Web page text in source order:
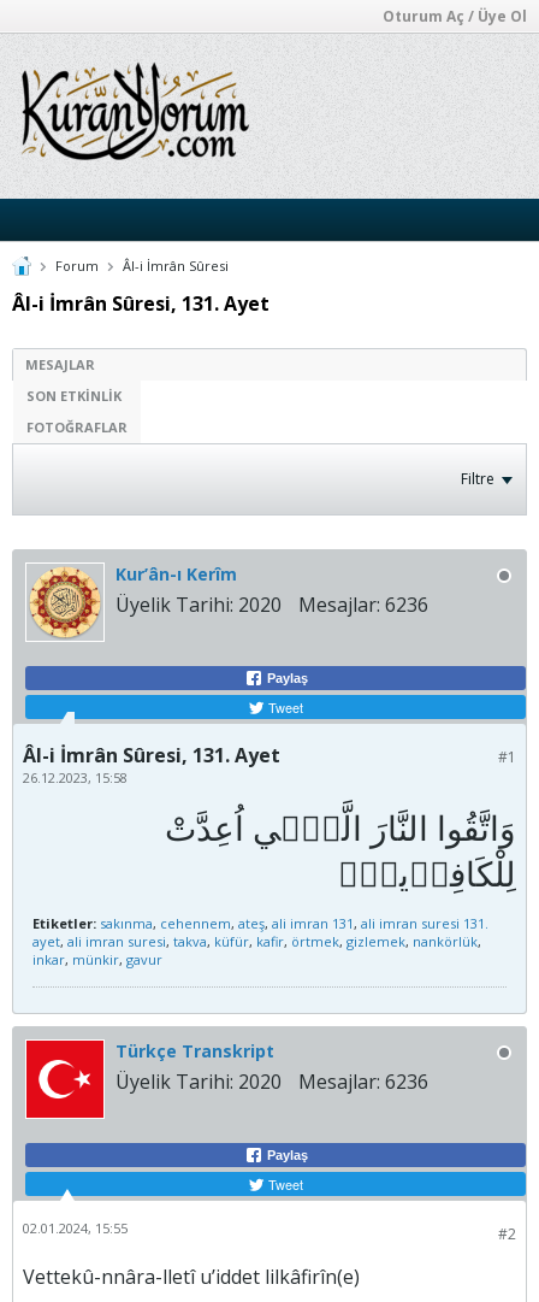
Oturum Aç / Üye Ol
Forum Âl-i İmrân Sûresi
Âl-i İmrân Sûresi, 131. Ayet
MESAJLAR
SON ETKINLIK
FOTOĞRAFLAR
Filtre
Kur’ân-ı Kerîm
Üyelik Tarihi: 2020 Mesajlar: 6236
Paylaş
Tweet
#1
Âl-i İmrân Sûresi, 131. Ayet
26.12.2023, 15:58
وَاتَّقُوا النَّارَ الَّت۪ٓي اُعِدَّتْ
Etiketler: sakınma, cehennem, ateş, ali imran 131, ali imran suresi 131.
ayet, ali imran suresi, takva, küfür, kafir, örtmek, gizlemek, nankörlük,
inkar, münkir, gavur
Türkçe Transkript
Üyelik Tarihi: 2020 Mesajlar: 6236
Paylaş
Tweet
#2
02.01.2024, 15:55
Vettekû-nnâra-lletî u’iddet lilkâfirîn(e)